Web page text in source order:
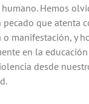
Hemos
que atenta
manifestación, y
en la
desde